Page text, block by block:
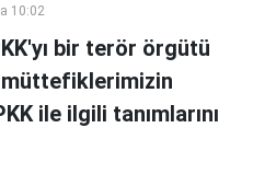
10:02
bir terör örgütü
müttefiklerimizin
ile ilgili tanımlarını